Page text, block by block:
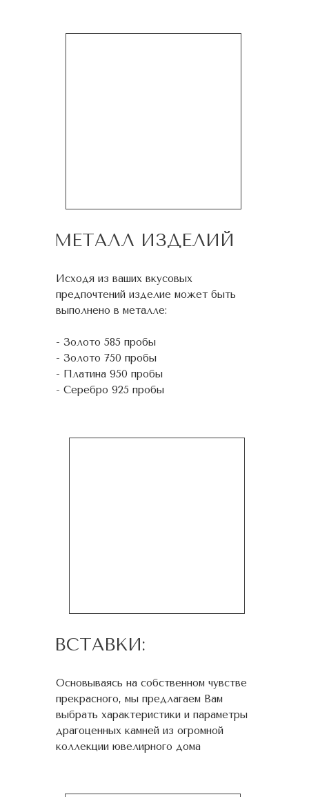
МЕТАЛЛ ИЗДЕЛИЙ
Исходя из ваших вкусовых
предпочтений изделие может быть
выполнено в металле:
- Золото 585 пробы
- Золото 750 пробы
- Платина 950 пробы
- Серебро 925 пробы
ВСТАВКИ:
Основываясь на собственном чувстве
прекрасного, мы предлагаем Вам
выбрать характеристики и параметры
драгоценных камней из огромной
коллекции ювелирного дома